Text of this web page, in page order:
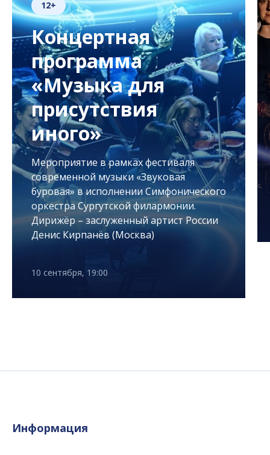
12+
Концертная
программа
«Музыка для
присутствия
иного»
Мероприятие в рамках фестиваля
современной музыки «Звуковая
буровая» в исполнении Симфонического
оркестра Сургутской филармонии.
Дирижёр – заслуженный артист России
Денис Кирпанёв (Москва)
10 сентября, 19:00
Информация